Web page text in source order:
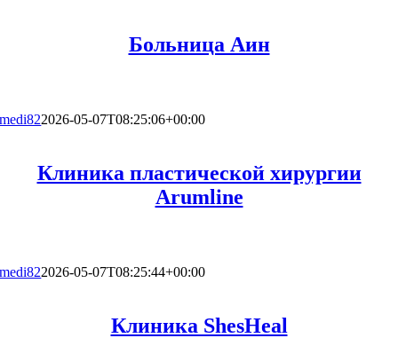
Больница Аин
medi822026-05-07T08:25:06+00:00
Клиника пластической хирургии
Arumline
medi822026-05-07T08:25:44+00:00
Клиника ShesHeal